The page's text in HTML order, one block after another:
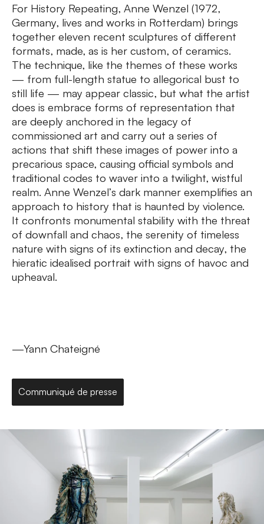
For History Repeating, Anne Wenzel (1972,
Germany, lives and works in Rotterdam) brings
together eleven recent sculptures of different
formats, made, as is her custom, of ceramics.
The technique, like the themes of these works
— from full-length statue to allegorical bust to
still life — may appear classic, but what the artist
does is embrace forms of representation that
are deeply anchored in the legacy of
commissioned art and carry out a series of
actions that shift these images of power into a
precarious space, causing official symbols and
traditional codes to waver into a twilight, wistful
realm. Anne Wenzel’s dark manner exemplifies an
approach to history that is haunted by violence.
It confronts monumental stability with the threat
of downfall and chaos, the serenity of timeless
nature with signs of its extinction and decay, the
hieratic idealised portrait with signs of havoc and
upheaval.
—Yann Chateigné
Communiqué de presse